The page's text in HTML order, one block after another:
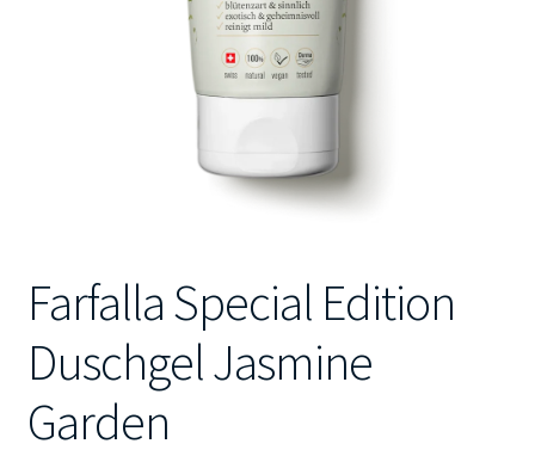
Farfalla Special Edition
Duschgel Jasmine
Garden